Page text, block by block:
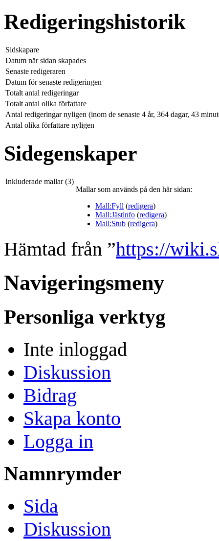
Redigeringshistorik
Sidskapare
Datum när sidan skapades
Senaste redigeraren
Datum för senaste redigeringen
Totalt antal redigeringar
Totalt antal olika författare
Antal redigeringar nyligen (inom de senaste 4 år, 364 dagar, 43
Antal olika författare nyligen
Sidegenskaper
Inkluderade mallar (3)
Mallar som används på den här sidan:
Mall:Fyll (redigera)
Mall:Jästinfo (redigera)
Mall:Stub (redigera)
Hämtad från ”https://
Navigeringsmeny
Personliga verktyg
Inte inloggad
Diskussion
Bidrag
Skapa konto
Logga in
Namnrymder
Sida
Diskussion